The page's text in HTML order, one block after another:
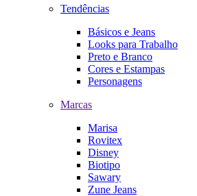
Tendências
Básicos e Jeans
Looks para Trabalho
Preto e Branco
Cores e Estampas
Personagens
Marcas
Marisa
Rovitex
Disney
Biotipo
Sawary
Zune Jeans